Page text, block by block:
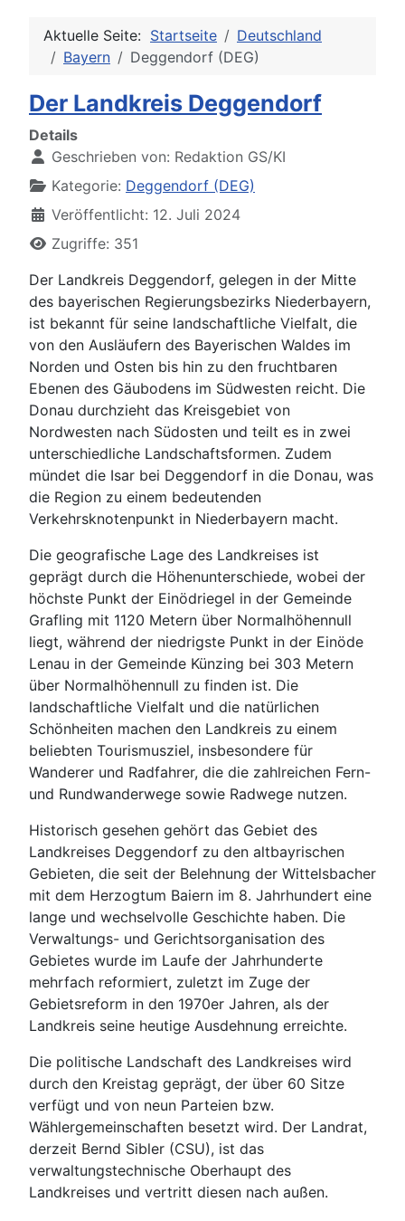
Aktuelle Seite: Startseite
Deutschland
Bayern
Deggendorf (DEG)
Der Landkreis Deggendorf
Details
Geschrieben von: Redaktion GS/KI
Kategorie: Deggendorf (DEG)
Veröffentlicht: 12. Juli 2024
Zugriffe: 351
Der Landkreis Deggendorf, gelegen in der Mitte
des bayerischen Regierungsbezirks Niederbayern,
ist bekannt für seine landschaftliche Vielfalt, die
von den Ausläufern des Bayerischen Waldes im
Norden und Osten bis hin zu den fruchtbaren
Ebenen des Gäubodens im Südwesten reicht. Die
Donau durchzieht das Kreisgebiet von
Nordwesten nach Südosten und teilt es in zwei
unterschiedliche Landschaftsformen. Zudem
mündet die Isar bei Deggendorf in die Donau, was
die Region zu einem bedeutenden
Verkehrsknotenpunkt in Niederbayern macht.
Die geografische Lage des Landkreises ist
geprägt durch die Höhenunterschiede, wobei der
höchste Punkt der Einödriegel in der Gemeinde
Grafling mit 1120 Metern über Normalhöhennull
liegt, während der niedrigste Punkt in der Einöde
Lenau in der Gemeinde Künzing bei 303 Metern
über Normalhöhennull zu finden ist. Die
landschaftliche Vielfalt und die natürlichen
Schönheiten machen den Landkreis zu einem
beliebten Tourismusziel, insbesondere für
Wanderer und Radfahrer, die die zahlreichen Fern-
und Rundwanderwege sowie Radwege nutzen.
Historisch gesehen gehört das Gebiet des
Landkreises Deggendorf zu den altbayrischen
Gebieten, die seit der Belehnung der Wittelsbacher
mit dem Herzogtum Baiern im 8. Jahrhundert eine
lange und wechselvolle Geschichte haben. Die
Verwaltungs- und Gerichtsorganisation des
Gebietes wurde im Laufe der Jahrhunderte
mehrfach reformiert, zuletzt im Zuge der
Gebietsreform in den 1970er Jahren, als der
Landkreis seine heutige Ausdehnung erreichte.
Die politische Landschaft des Landkreises wird
durch den Kreistag geprägt, der über 60 Sitze
verfügt und von neun Parteien bzw.
Wählergemeinschaften besetzt wird. Der Landrat,
derzeit Bernd Sibler (CSU), ist das
verwaltungstechnische Oberhaupt des
Landkreises und vertritt diesen nach außen.